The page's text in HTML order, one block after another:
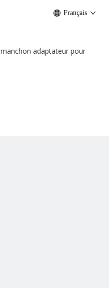
Français
manchon adaptateur pour